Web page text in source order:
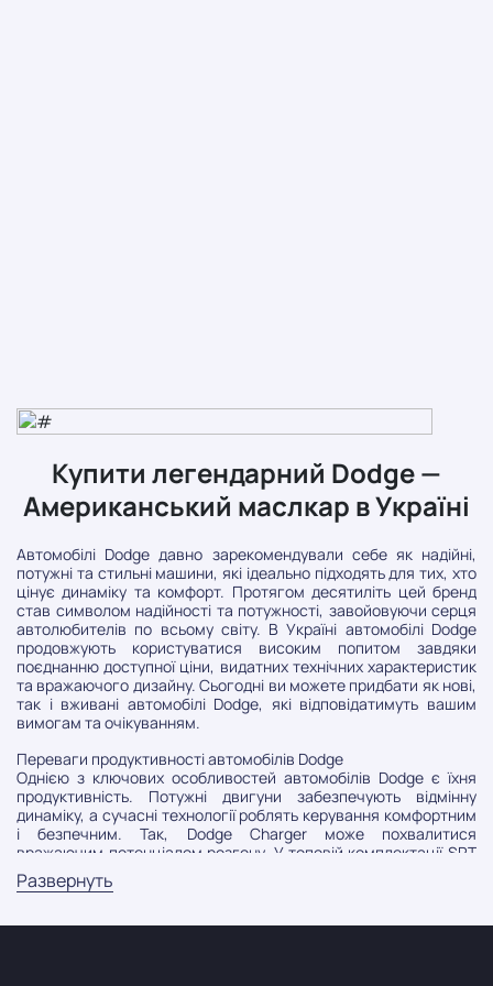
Купити легендарний Dodge —
Американський маслкар в Україні
Автомобілі Dodge давно зарекомендували себе як надійні,
потужні та стильні машини, які ідеально підходять для тих, хто
цінує динаміку та комфорт. Протягом десятиліть цей бренд
став символом надійності та потужності, завойовуючи серця
автолюбителів по всьому світу. В Україні автомобілі Dodge
продовжують користуватися високим попитом завдяки
поєднанню доступної ціни, видатних технічних характеристик
та вражаючого дизайну. Сьогодні ви можете придбати як нові,
так і вживані автомобілі Dodge, які відповідатимуть вашим
вимогам та очікуванням.
Переваги продуктивності автомобілів Dodge
Однією з ключових особливостей автомобілів Dodge є їхня
продуктивність. Потужні двигуни забезпечують відмінну
динаміку, а сучасні технології роблять керування комфортним
і безпечним. Так, Dodge Charger може похвалитися
вражаючим потенціалом розгону. У топовій комплектації SRT
Hellcat цей седан оснащений двигуном потужністю 717 к.с., що
дозволяє йому розганятися до 100 км/год усього за 3,6
швидкість і потужність.
Развернуть